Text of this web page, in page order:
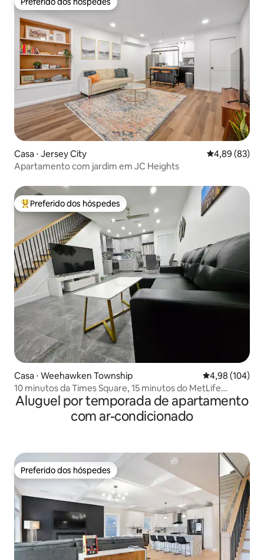
Preferido dos hóspedes
Casa ⋅ Jersey City 4,89 de uma
4,89 (83)
Apartamento com jardim em JC Heights
Entre os melhores preferidos dos hóspedes
Preferido dos hóspedes
Casa ⋅ Weehawken Township 4,98 de uma
4,98 (104)
10 minutos da Times Square, 15 minutos do MetLife
Stadium
Aluguel por temporada de apartamento
com ar-condicionado
Preferido dos hóspedes
Preferido dos hóspedes